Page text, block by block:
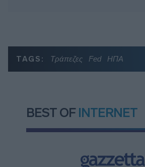
TAGS: Τράπεζες Fed ΗΠΑ
BEST OF INTERNET